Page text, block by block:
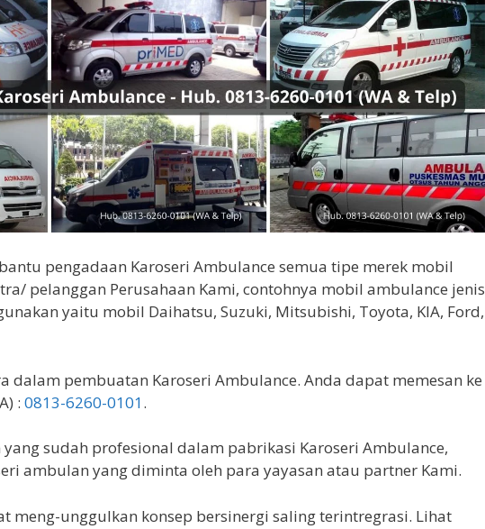
pengadaan Karoseri Ambulance semua tipe merek mobil
pelanggan Perusahaan Kami, contohnya mobil ambulance jenis
yaitu mobil Daihatsu, Suzuki, Mitsubishi, Toyota, KIA, Ford,
dalam pembuatan Karoseri Ambulance. Anda dapat memesan ke
: 0813-6260-0101.
sudah profesional dalam pabrikasi Karoseri Ambulance,
ambulan yang diminta oleh para yayasan atau partner Kami.
meng-unggulkan konsep bersinergi saling terintregrasi. Lihat